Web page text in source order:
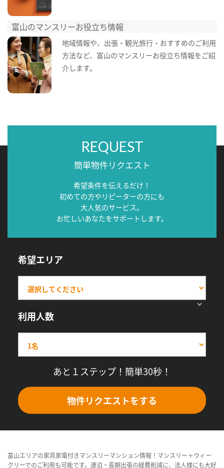
富山のマンスリーお役立ち情報
地域情報や、出張・観光旅行・おすすめのご利用
方法など、富山のマンスリーお役立ち情報をご紹
介します。
REQUEST
簡単物件リクエスト
希望条件を伝えるだけ！
初めての方やリピーターの方にも
大人気のサービス。
お忙しいあなたをサポートします。
希望エリア
利用人数
あと１ステップ！簡単30秒！
物件リクエストをする
富山エリアの家具家電付きマンスリーマンション情報！マンスリー＋ウィー
クリーでのご利用も可能です。連泊・長期出張の経費削減に、法人様にも大好